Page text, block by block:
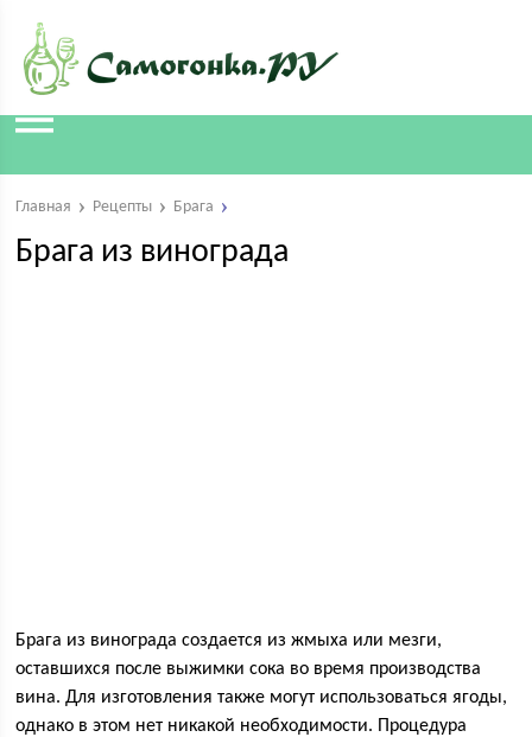
Главная Рецепты Брага
Брага из винограда
Брага из винограда создается из жмыха или мезги,
оставшихся после выжимки сока во время производства
вина. Для изготовления также могут использоваться ягоды,
однако в этом нет никакой необходимости. Процедура